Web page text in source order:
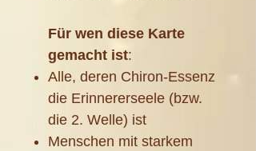
Für wen diese Karte
gemacht ist:
Alle, deren Chiron-Essenz
die Erinnererseele (bzw.
die 2. Welle) ist
Menschen mit starkem